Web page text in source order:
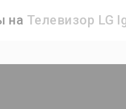
на Телевизор LG